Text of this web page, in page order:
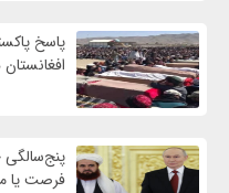
پاسخ
پنج‌سالگی
فرصت‌ یا